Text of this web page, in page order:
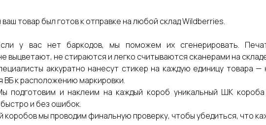
товар был готов к отправке на любой склад Wildberries.
у вас нет баркодов, мы поможем их сгенерировать.
выцветают, не стираются и легко считываются сканерами на
аккуратно нанесут стикер на каждую единицу товара —
ВБ к расположению маркировки.
подготовим и наклеим на каждый короб уникальный ШК
и без ошибок.
коробов мы проводим финальную проверку, чтобы убедиться, что